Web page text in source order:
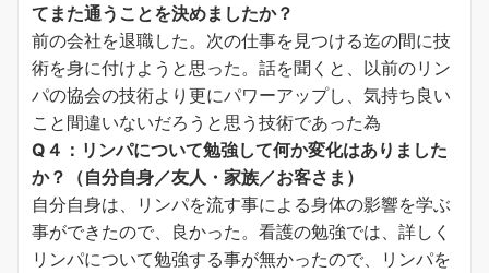
てまた通うことを決めましたか？
前の会社を退職した。次の仕事を見つける迄の間に技
術を身に付けようと思った。話を聞くと、以前のリン
パの協会の技術より更にパワーアップし、気持ち良い
こと間違いないだろうと思う技術であった為
Q４：リンパについて勉強して何か変化はありました
か？（自分自身／友人・家族／お客さま）
自分自身は、リンパを流す事による身体の影響を学ぶ
事ができたので、良かった。看護の勉強では、詳しく
リンパについて勉強する事が無かったので、リンパを